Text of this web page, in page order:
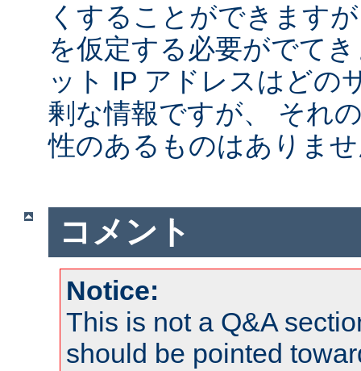
くすることができます
を仮定する必要がでて
ット IP アドレスはどの
剰な情報ですが、 それ
性のあるものはありま
コメント
Notice:
This is not a Q&A
should be pointed